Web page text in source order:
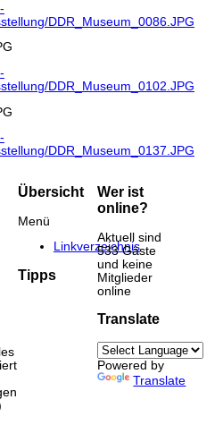
DDR_Museum_0086.JPG
DDR_Museum_0102.JPG
DDR_Museum_0137.JPG
Übersicht
Menü
Linkverzeichnis
Tipps
Wer ist
online?
Aktuell sind
533 Gäste
und keine
Mitglieder
online
Translate
Powered by
Translate